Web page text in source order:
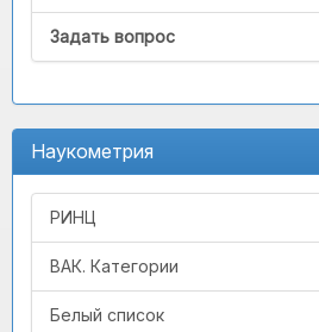
Задать вопрос
Наукометрия
РИНЦ
ВАК. Категории
Белый список